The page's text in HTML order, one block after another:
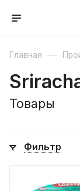
Главная —
Товары
Фильтр